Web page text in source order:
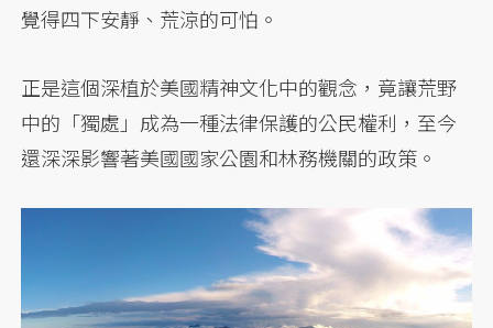
覺得四下安靜、荒涼的可怕。
正是這個深植於美國精神文化中的觀念，竟讓荒野
中的「獨處」成為一種法律保護的公民權利，至今
還深深影響著美國國家公園和林務機關的政策。